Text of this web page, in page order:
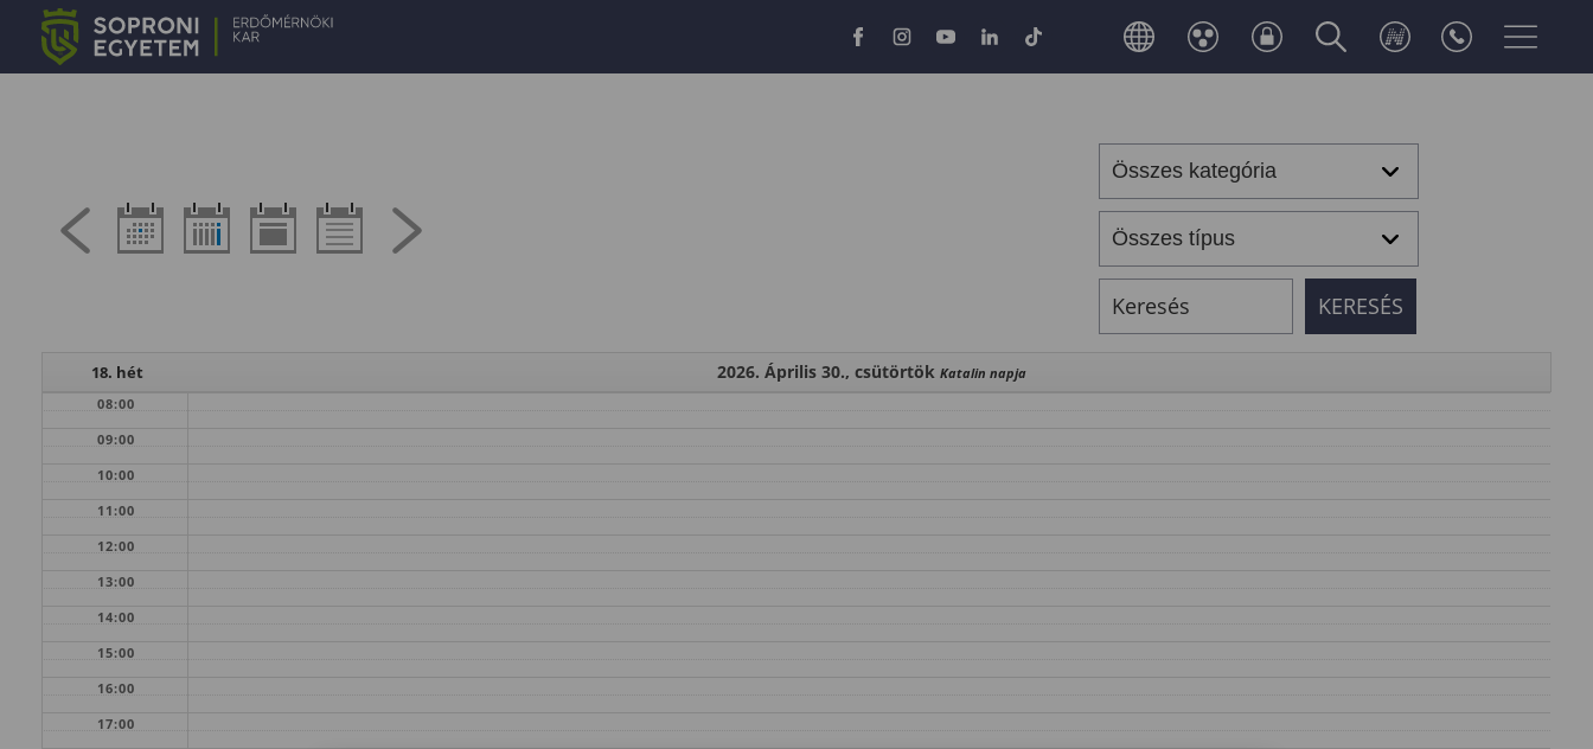
18. hét 2026. Április 30., csütörtök Katalin napja
08:00
09:00
10:00
11:00
12:00
13:00
14:00
15:00
16:00
17:00